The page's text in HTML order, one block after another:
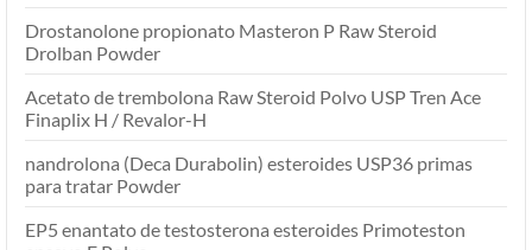
Drostanolone propionato Masteron P Raw Steroid
Drolban Powder
Acetato de trembolona Raw Steroid Polvo USP Tren Ace
Finaplix H / Revalor-H
nandrolona (Deca Durabolin) esteroides USP36 primas
para tratar Powder
EP5 enantato de testosterona esteroides Primoteston